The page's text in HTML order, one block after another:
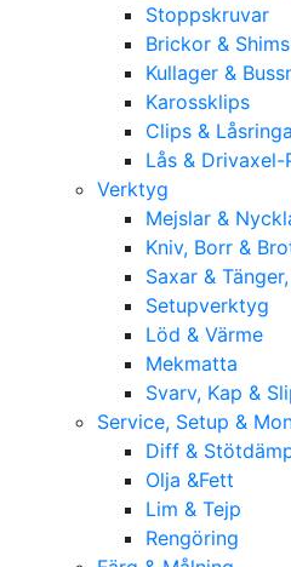
Stoppskruvar
Brickor & Shims
Kullager &
Karossklips
Clips &
Lås & Drivaxel-
Verktyg
Mejslar &
Kniv, Borr &
Saxar &
Setupverktyg
Löd & Värme
Mekmatta
Svarv, Kap &
Service, Setup &
Diff &
Olja &Fett
Lim & Tejp
Rengöring